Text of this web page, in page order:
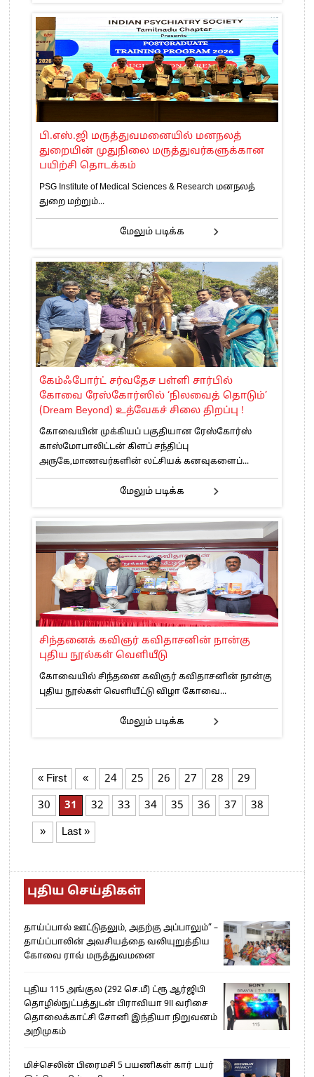
பி.எஸ்.ஜி மருத்துவமனையில் மனநலத்
துறையின் முதுநிலை மருத்துவர்களுக்கான
பயிற்சி தொடக்கம்
PSG Institute of Medical Sciences & Research மனநலத்
துறை மற்றும்...
மேலும் படிக்க
கேம்ஃபோர்ட் சர்வதேச பள்ளி சார்பில்
கோவை ரேஸ்கோர்ஸில் ‘நிலவைத் தொடும்’
(Dream Beyond) உத்வேகச் சிலை திறப்பு !
கோவையின் முக்கியப் பகுதியான ரேஸ்கோர்ஸ்
காஸ்மோபாலிட்டன் கிளப் சந்திப்பு
அருகே,மாணவர்களின் லட்சியக் கனவுகளைப்...
மேலும் படிக்க
சிந்தனைக் கவிஞர் கவிதாசனின் நான்கு
புதிய நூல்கள் வெளியீடு
கோவையில் சிந்தனை கவிஞர் கவிதாசனின் நான்கு
புதிய நூல்கள் வெளியீட்டு விழா கோவை...
மேலும் படிக்க
« First « 24 25 26 27 28
29
30
31 32 33 34 35 36 37
38
»
Last »
புதிய செய்திகள்
தாய்ப்பால் ஊட்டுதலும், அதற்கு அப்பாலும்” –
தாய்ப்பாலின் அவசியத்தை வலியுறுத்திய
கோவை ராவ் மருத்துவமனை
புதிய 115 அங்குல (292 செ.மீ) ட்ரூ ஆர்ஜிபி
தொழில்நுட்பத்துடன் பிராவியா 9II வரிசை
தொலைக்காட்சி சோனி இந்தியா நிறுவனம்
அறிமுகம்
மிச்செலின் பிரைமசி 5 பயணிகள் கார் டயர்